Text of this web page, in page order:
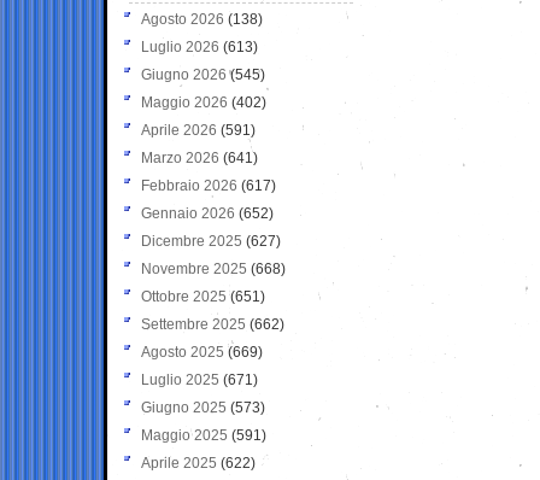
Agosto 2026 (138)
Luglio 2026 (613)
Giugno 2026 (545)
Maggio 2026 (402)
Aprile 2026 (591)
Marzo 2026 (641)
Febbraio 2026 (617)
Gennaio 2026 (652)
Dicembre 2025 (627)
Novembre 2025 (668)
Ottobre 2025 (651)
Settembre 2025 (662)
Agosto 2025 (669)
Luglio 2025 (671)
Giugno 2025 (573)
Maggio 2025 (591)
Aprile 2025 (622)